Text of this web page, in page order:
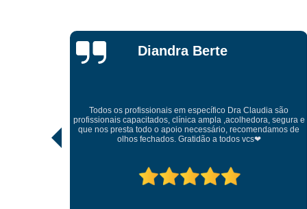
Luiz Felipe
Tratamento humanizado projeto terapêutico excelente
profissionais na área da dependência química ótimo lugar